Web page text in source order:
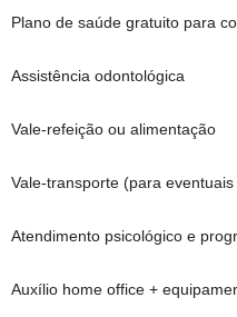
Plano de saúde gratuito para
Assistência odontológica
Vale-refeição ou alimentação
Vale-transporte (para
Atendimento psicológico e
Auxílio home office +